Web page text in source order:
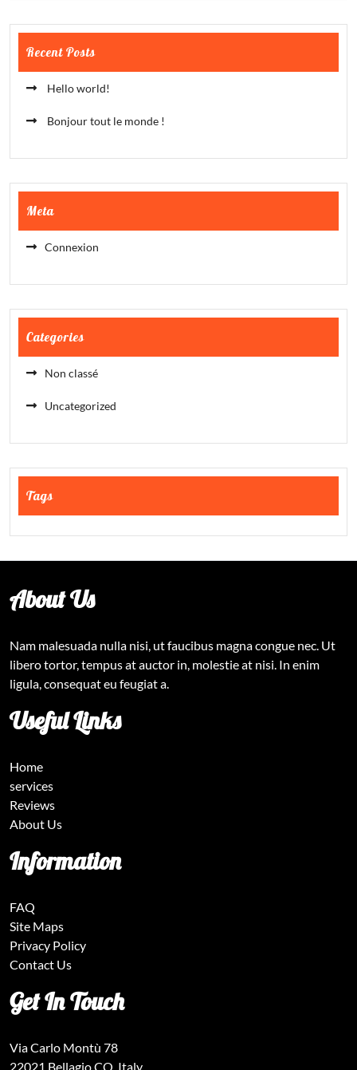
Recent Posts
Hello world!
Bonjour tout le monde !
Meta
Connexion
Categories
Non classé
Uncategorized
Tags
About Us
Nam malesuada nulla nisi, ut faucibus magna congue nec. Ut
libero tortor, tempus at auctor in, molestie at nisi. In enim
ligula, consequat eu feugiat a.
Useful Links
Home
services
Reviews
About Us
Information
FAQ
Site Maps
Privacy Policy
Contact Us
Get In Touch
Via Carlo Montù 78
22021 Bellagio CO, Italy